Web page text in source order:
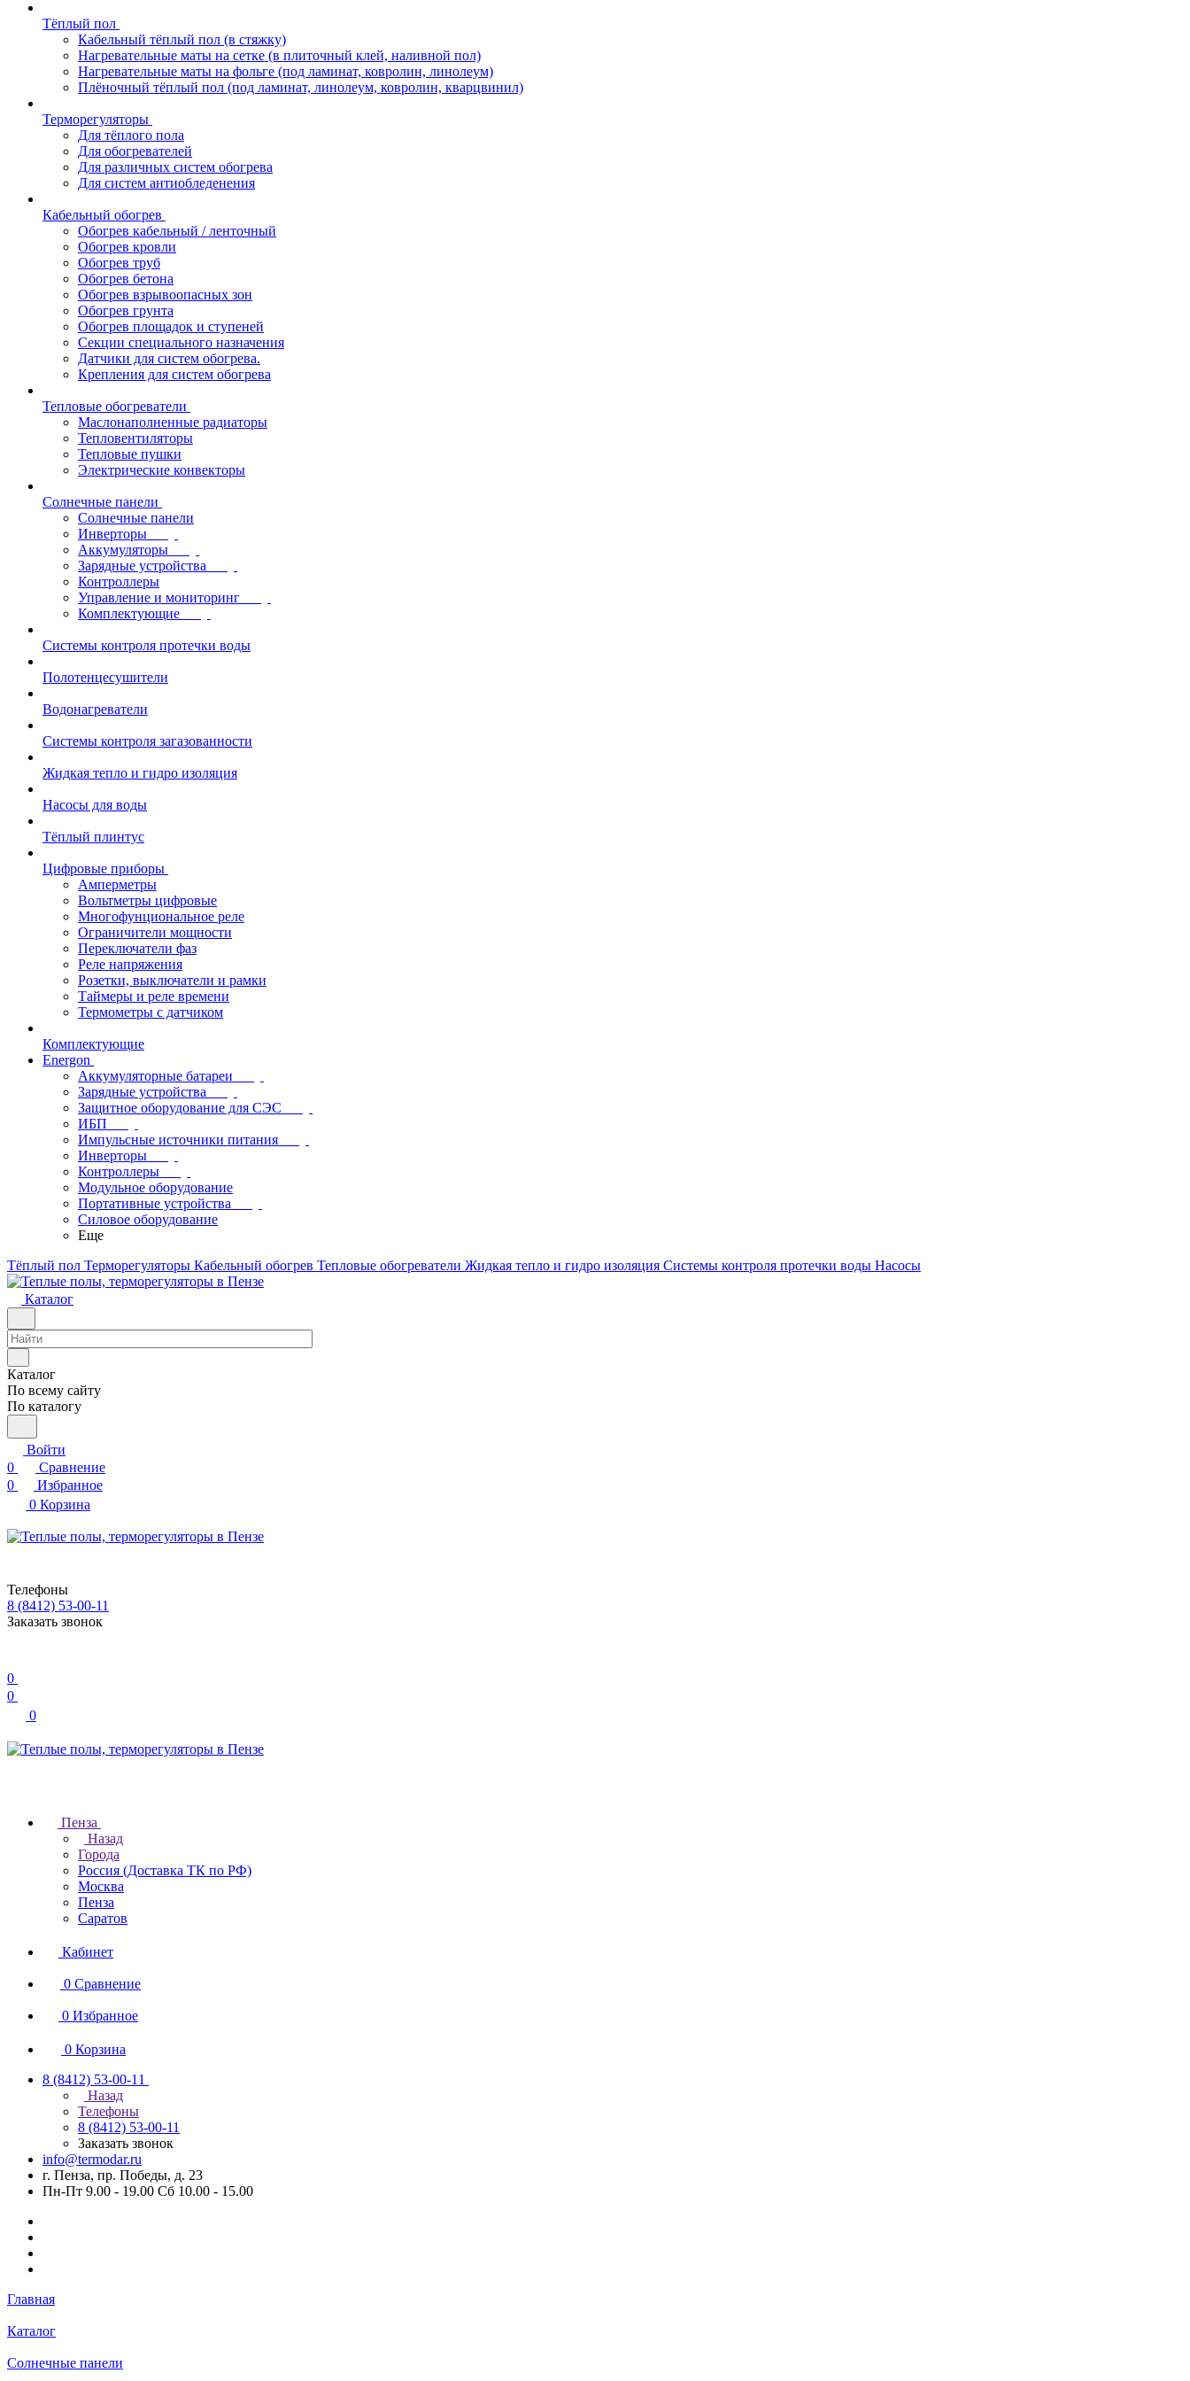
Тёплый пол
Кабельный тёплый пол (в стяжку)
Нагревательные маты на сетке (в плиточный клей, наливной пол)
Нагревательные маты на фольге (под ламинат, ковролин, линолеум)
Плёночный тёплый пол (под ламинат, линолеум, ковролин, кварцвинил)
Терморегуляторы
Для тёплого пола
Для обогревателей
Для различных систем обогрева
Для систем антиобледенения
Кабельный обогрев
Обогрев кабельный / ленточный
Обогрев кровли
Обогрев труб
Обогрев бетона
Обогрев взрывоопасных зон
Обогрев грунта
Обогрев площадок и ступеней
Секции специального назначения
Датчики для систем обогрева.
Крепления для систем обогрева
Тепловые обогреватели
Маслонаполненные радиаторы
Тепловентиляторы
Тепловые пушки
Электрические конвекторы
Солнечные панели
Солнечные панели
Инверторы
Аккумуляторы
Зарядные устройства
Контроллеры
Управление и мониторинг
Комплектующие
Системы контроля протечки воды
Полотенцесушители
Водонагреватели
Системы контроля загазованности
Жидкая тепло и гидро изоляция
Насосы для воды
Тёплый плинтус
Цифровые приборы
Амперметры
Вольтметры цифровые
Многофунциональное реле
Ограничители мощности
Переключатели фаз
Реле напряжения
Розетки, выключатели и рамки
Таймеры и реле времени
Термометры c датчиком
Комплектующие
Energon
Аккумуляторные батареи
Зарядные устройства
Защитное оборудование для СЭС
ИБП
Импульсные источники питания
Инверторы
Контроллеры
Модульное оборудование
Портативные устройства
Силовое оборудование
Еще
Тёплый пол Терморегуляторы Кабельный обогрев Тепловые обогреватели Жидкая тепло и гидро изоляция Системы контроля протечки воды Насосы
Каталог
Каталог
По всему сайту
По каталогу
Войти
0
Сравнение
0
Избранное
0 Корзина
Телефоны
8 (8412) 53-00-11
Заказать звонок
0
0
0
Пенза
Назад
Города
Россия (Доставка ТК по РФ)
Москва
Пенза
Саратов
Кабинет
0 Сравнение
0 Избранное
0 Корзина
8 (8412) 53-00-11
Назад
Телефоны
8 (8412) 53-00-11
Заказать звонок
info@termodar.ru
г. Пенза, пр. Победы, д. 23
Пн-Пт 9.00 - 19.00 Сб 10.00 - 15.00
Главная
Каталог
Солнечные панели